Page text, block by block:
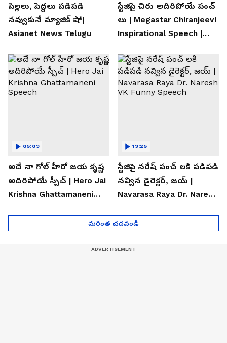
పిల్లలు, పెద్దలు పడిపడి
నవ్వుకునే మ్యాజిక్ షో|
Asianet News Telugu
స్టేజిపై చిరు అదిరిపోయే పంచ్
లు | Megastar Chiranjeevi
Inspirational Speech |
అదే నా గోల్ హీరో జయ కృష్ణ
అదిరిపోయే స్పీచ్ | Hero Jai
Krishna Ghattamaneni
05:09
స్టేజిపై నరేష్ పంచ్ లకి పడిపడి
నవ్విన డైరెక్టర్, జయ్ |
Navarasa Raya Dr. Naresh
19:25
మరింత చదవండి